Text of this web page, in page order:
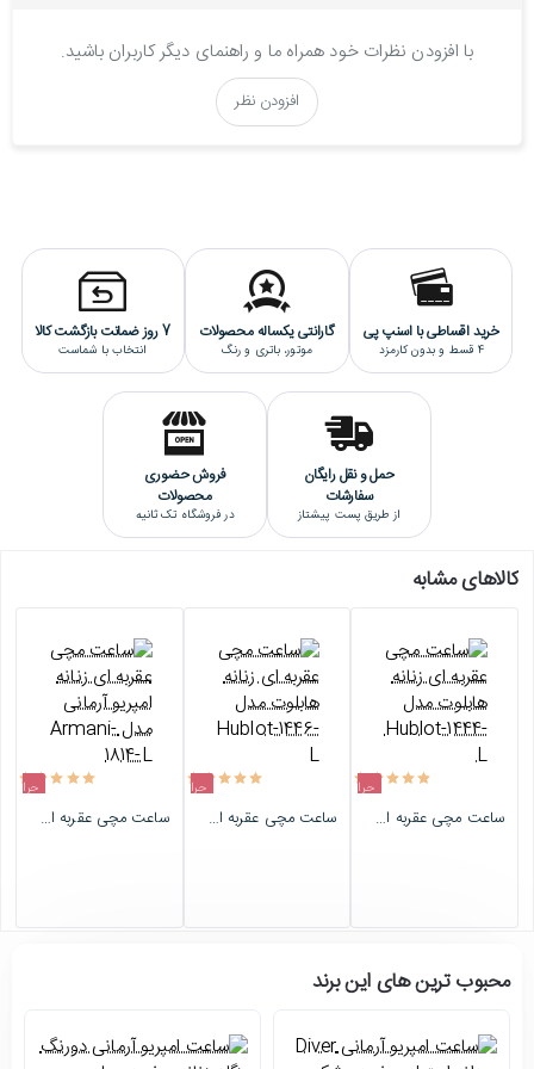
با افزودن نظرات خود همراه ما و راهنمای دیگر کاربران باشید.
افزودن نظر
خرید اقساطی با اسنپ پی
4 قسط و بدون کارمزد
گارانتی یکساله محصولات
موتور، باتری و رنگ
7 روز ضمانت بازگشت کالا
انتخاب با شماست
حمل و نقل رایگان
سفارشات
از طریق پست پیشتاز
فروش حضوری
محصولات
در فروشگاه تک ثانیه
کالاهای مشابه
حراج
اتمام موجودی
ساعت مچی عقربه ای زنانه هابلوت مدل Hublot-1444-L
حراج
اتمام موجودی
ساعت مچی عقربه ای زنانه هابلوت مدل Hublot-1446-L
حراج
اتمام موجودی
ساعت مچی عقربه ای زنانه امپریو آرمانی مدل Armani-1814-L
محبوب ترین های این برند